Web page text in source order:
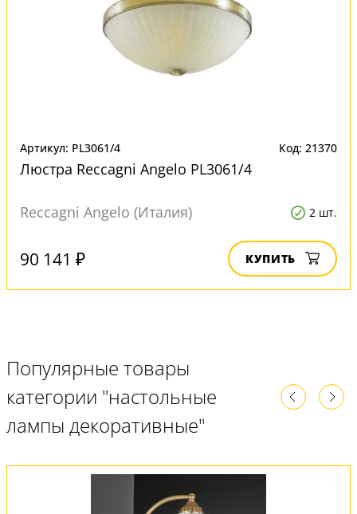
Артикул: PL3061/4 Код: 21370
Люстра Reccagni Angelo PL3061/4
Reccagni Angelo (Италия) 2 шт.
90 141 ₽ КУПИТЬ
Популярные товары
категории "настольные
лампы декоративные"